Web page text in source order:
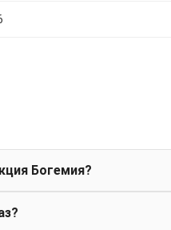
Богемия?